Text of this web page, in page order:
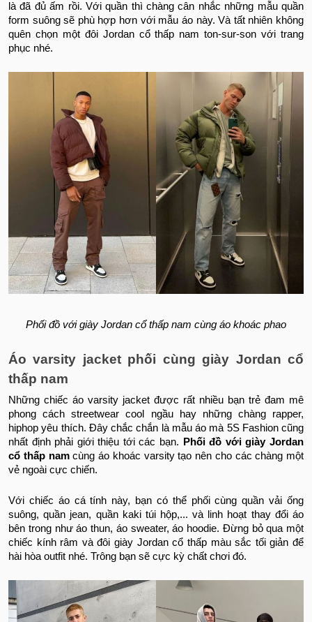
là đã đủ ấm rồi. Với quần thì chàng cân nhắc những mẫu quần
form suông sẽ phù hợp hơn với mẫu áo này. Và tất nhiên không
quên chọn một đôi Jordan cổ thấp nam ton-sur-son với trang
phục nhé.
Phối đồ với giày Jordan cổ thấp nam cùng áo khoác phao
Áo varsity jacket phối cùng giày Jordan cổ
thấp nam
Những chiếc áo varsity jacket được rất nhiều bạn trẻ đam mê
phong cách streetwear cool ngầu hay những chàng rapper,
hiphop yêu thích. Đây chắc chắn là mẫu áo mà 5S Fashion cũng
nhất định phải giới thiệu tới các bạn.
Phối đồ với giày Jordan
cổ thấp namcùng áo khoác varsity tạo nên cho các chàng một
vẻ ngoài cực chiến.
Với chiếc áo cá tính này, bạn có thể phối cùng quần vải ống
suông, quần jean, quần kaki túi hộp,... và linh hoạt thay đổi áo
bên trong như áo thun, áo sweater, áo hoodie. Đừng bỏ qua một
chiếc kính râm và đôi giày Jordan cổ thấp màu sắc tối giản để
hài hòa outfit nhé. Trông bạn sẽ cực kỳ chất chơi đó.